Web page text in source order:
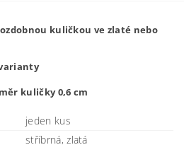
kuličkou ve zlaté nebo
kuličky 0,6 cm
jeden kus
stříbrná, zlatá